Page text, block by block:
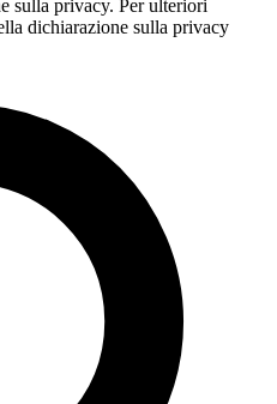
sulla privacy. Per ulteriori
dichiarazione sulla privacy